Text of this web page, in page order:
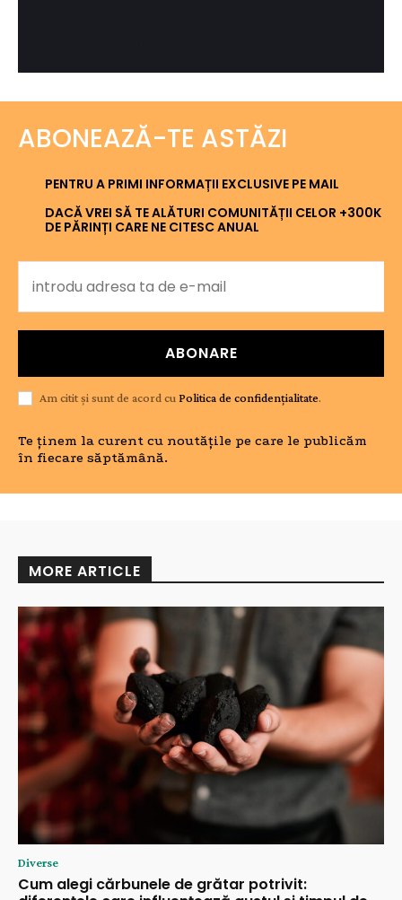
ABONEAZĂ-TE ASTĂZI
PENTRU A PRIMI INFORMAȚII EXCLUSIVE PE MAIL
DACĂ VREI SĂ TE ALĂTURI COMUNITĂȚII CELOR +300K
DE PĂRINȚI CARE NE CITESC ANUAL
ABONARE
Am citit și sunt de acord cu Politica de confidențialitate.
Te ținem la curent cu noutățile pe care le publicăm
în fiecare săptămână.
MORE ARTICLE
Diverse
Cum alegi cărbunele de grătar potrivit: